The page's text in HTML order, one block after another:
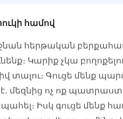
համով
հերթական
Կարիք չկա
տալու։ Գուցե մենք
մեզնից ոչ ոք պատրաստ
Իսկ գուցե մենք